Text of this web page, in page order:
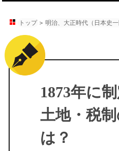
トップ ＞ 明治、大正時代（日本史一
1873年に
土地・税
は？